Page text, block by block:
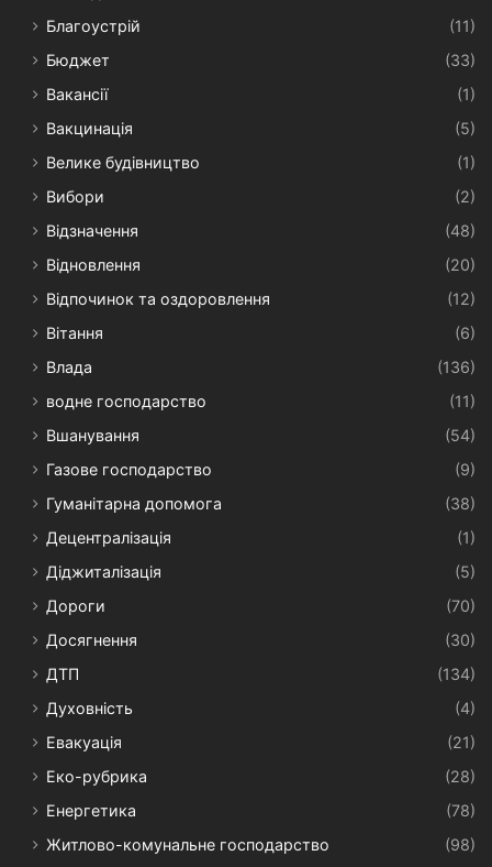
Благоустрій
(11)
Бюджет
(33)
Вакансії
(1)
Вакцинація
(5)
Велике будівництво
(1)
Вибори
(2)
Відзначення
(48)
Відновлення
(20)
Відпочинок та оздоровлення
(12)
Вітання
(6)
Влада
(136)
водне господарство
(11)
Вшанування
(54)
Газове господарство
(9)
Гуманітарна допомога
(38)
Децентралізація
(1)
Діджиталізація
(5)
Дороги
(70)
Досягнення
(30)
ДТП
(134)
Духовність
(4)
Евакуація
(21)
Еко-рубрика
(28)
Енергетика
(78)
Житлово-комунальне господарство
(98)